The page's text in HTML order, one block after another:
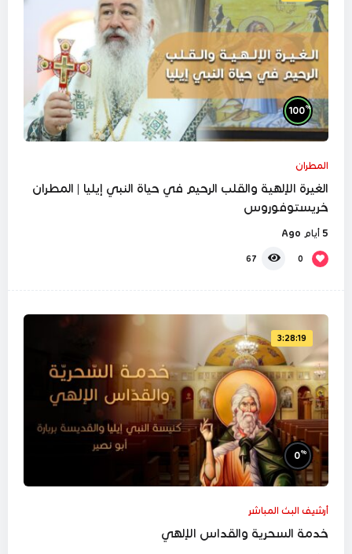
100%
المطران
الغيرة الإلهية والقلب الرحيم في حياة النبي إيليا | المطران
خريستوفوروس
5 أيام Ago
0
67
3:28:19
0%
أرشيف البث المباشر
خدمة السحرية والقداس الإلهي